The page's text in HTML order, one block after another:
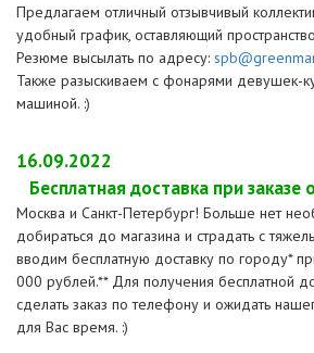
Предлагаем отличный отзывчивый
удобный график, оставляющий
Резюме высылать по адресу:
Также разыскиваем с фонарями девушек-
машиной. :)
16.09.2022
Бесплатная доставка при
Москва и Санкт-Петербург! Больше нет
добираться до магазина и страдать с
вводим бесплатную доставку по городу*
000 рублей.** Для получения бесплатной
сделать заказ по телефону и ожидать
для Вас время. :)